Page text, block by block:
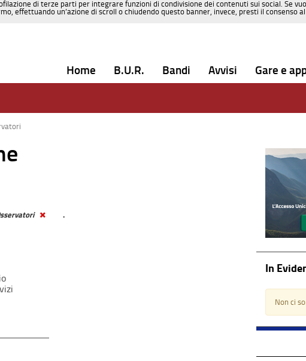
di terze parti per integrare funzioni di condivisione dei contenuti sui social. Se
effettuando un’azione di scroll o chiudendo questo banner, invece, presti il consenso
Home B.U.R. Bandi Avvisi Gare e
.
In
Non ci